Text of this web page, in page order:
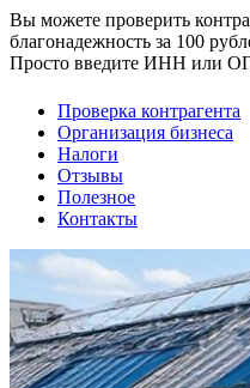
Вы можете проверить
благонадежность за 100
Просто введите ИНН или
Проверка контрагента
Организация бизнеса
Налоги
Отзывы
Полезное
Контакты